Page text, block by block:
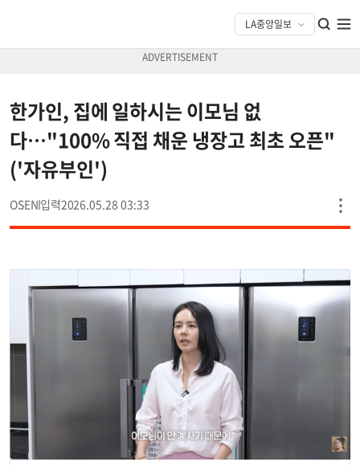
한가인, 집에 일하시는 이모님 없
다…"100% 직접 채운 냉장고 최초 오픈"
('자유부인')
OSEN 2026.05.28 03:33